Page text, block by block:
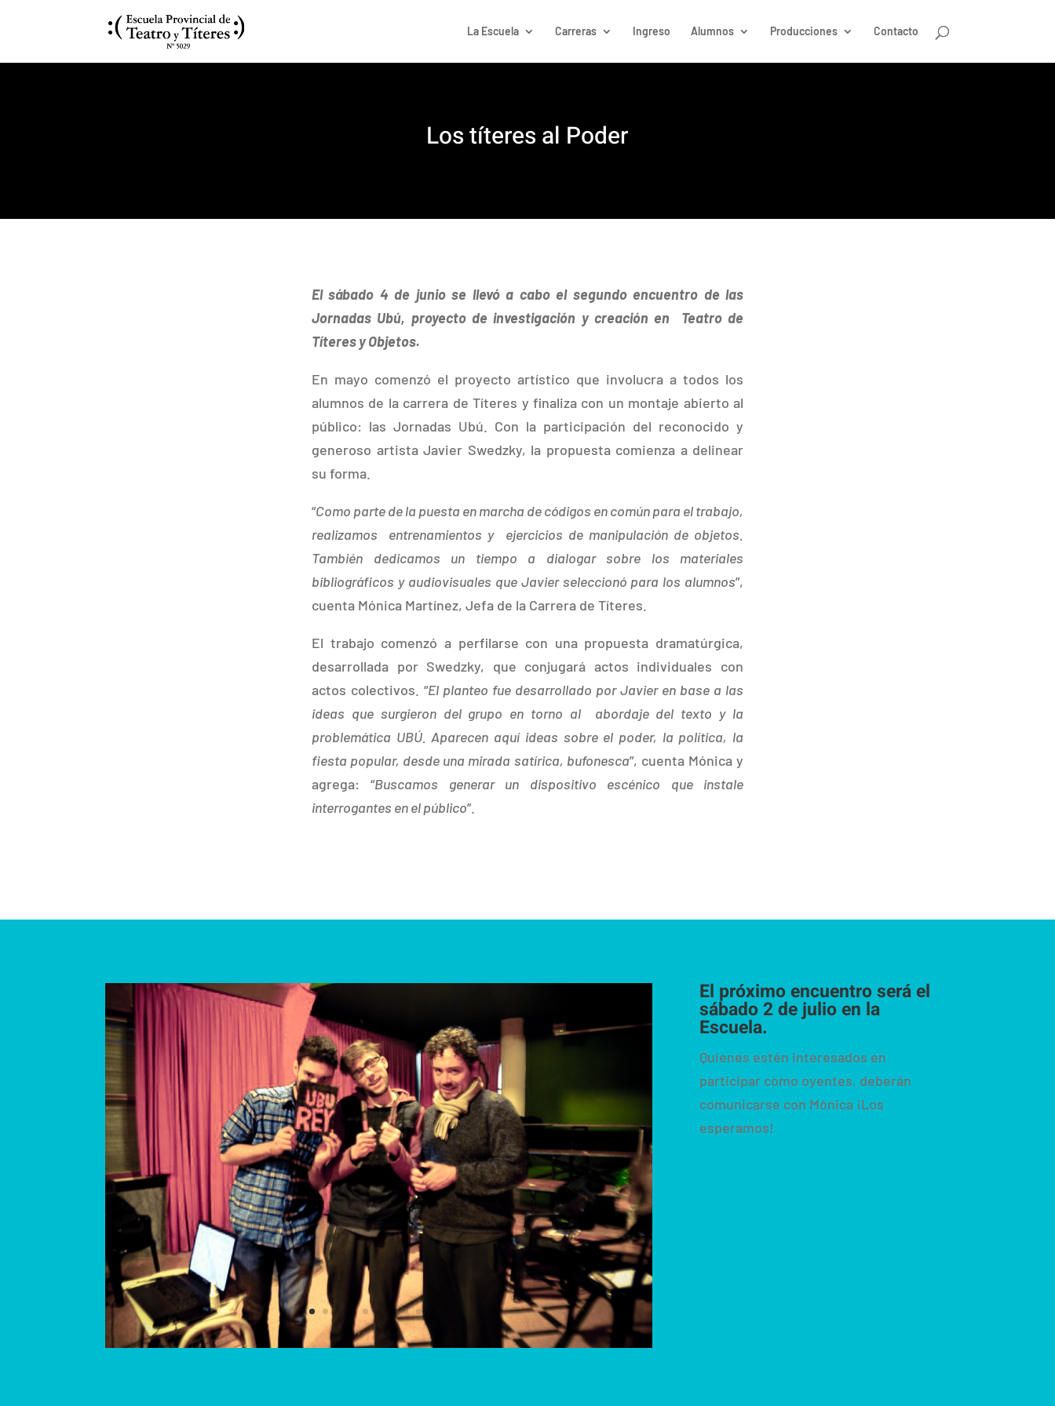
La Escuela Carreras Ingreso Alumnos Producciones Contacto
Los títeres al Poder
El sábado 4 de junio se llevó a cabo el segundo encuentro de las
Jornadas Ubú, proyecto de investigación y creación en Teatro de
Títeres y Objetos.
En mayo comenzó el proyecto artístico que involucra a todos los
alumnos de la carrera de Títeres y finaliza con un montaje abierto al
público: las Jornadas Ubú. Con la participación del reconocido y
generoso artista Javier Swedzky, la propuesta comienza a delinear
su forma.
“Como parte de la puesta en marcha de códigos en común para el trabajo,
realizamos entrenamientos y ejercicios de manipulación de objetos.
También dedicamos un tiempo a dialogar sobre los materiales
bibliográficos y audiovisuales que Javier seleccionó para los alumnos”,
cuenta Mónica Martínez, Jefa de la Carrera de Títeres.
El trabajo comenzó a perfilarse con una propuesta dramatúrgica,
desarrollada por Swedzky, que conjugará actos individuales con
actos colectivos. “El planteo fue desarrollado por Javier en base a las
ideas que surgieron del grupo en torno al abordaje del texto y la
problemática UBÚ. Aparecen aquí ideas sobre el poder, la política, la
fiesta popular, desde una mirada satírica, bufonesca”, cuenta Mónica y
agrega: “Buscamos generar un dispositivo escénico que instale
interrogantes en el público”.
El próximo encuentro será el
sábado 2 de julio en la
Escuela.
Quienes estén interesados en
participar como oyentes, deberán
comunicarse con Mónica ¡Los
esperamos!